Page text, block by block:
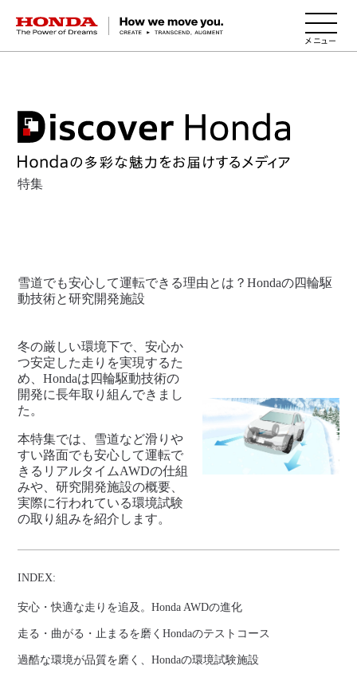
HONDA The Power of Dreams
特集
雪道でも安心して運転できる理由とは？Hondaの四輪駆
動技術と研究開発施設
冬の厳しい環境下で、安心か
つ安定した走りを実現するた
め、Hondaは四輪駆動技術の
開発に長年取り組んできまし
た。
本特集では、雪道など滑りや
すい路面でも安心して運転で
きるリアルタイムAWDの仕組
みや、研究開発施設の概要、
実際に行われている環境試験
の取り組みを紹介します。
INDEX:
安心・快適な走りを追及。Honda AWDの進化
走る・曲がる・止まるを磨くHondaのテストコース
過酷な環境が品質を磨く、Hondaの環境試験施設